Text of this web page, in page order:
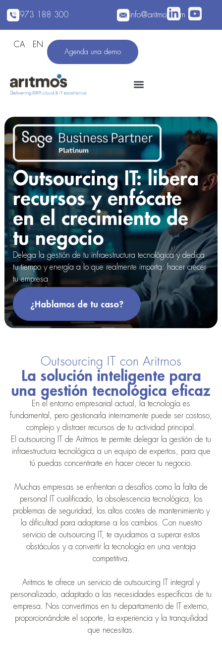
973 188 300 info@aritmos.com
CA EN
Agenda una demo
Outsourcing IT: libera
recursos y enfócate
en el crecimiento de
tu negocio
Delega la gestión de tu infraestructura tecnológica y dedica
tu tiempo y energía a lo que realmente importa: hacer crecer
tu empresa
¿Hablamos de tu caso?
Outsourcing IT con Aritmos
La solución inteligente para
una gestión tecnológica eficaz
En el entorno empresarial actual, la tecnología es
fundamental, pero gestionarla internamente puede ser costoso,
complejo y distraer recursos de tu actividad principal.
El outsourcing IT de Aritmos te permite delegar la gestión de tu
infraestructura tecnológica a un equipo de expertos, para que
tú puedas concentrarte en hacer crecer tu negocio.
Muchas empresas se enfrentan a desafíos como la falta de
personal IT cualificado, la obsolescencia tecnológica, los
problemas de seguridad, los altos costes de mantenimiento y
la dificultad para adaptarse a los cambios. Con nuestro
servicio de outsourcing IT, te ayudamos a superar estos
obstáculos y a convertir la tecnología en una ventaja
competitiva.
Aritmos te ofrece un servicio de outsourcing IT integral y
personalizado, adaptado a las necesidades específicas de tu
empresa. Nos convertimos en tu departamento de IT externo,
proporcionándote el soporte, la experiencia y la tranquilidad
que necesitas.